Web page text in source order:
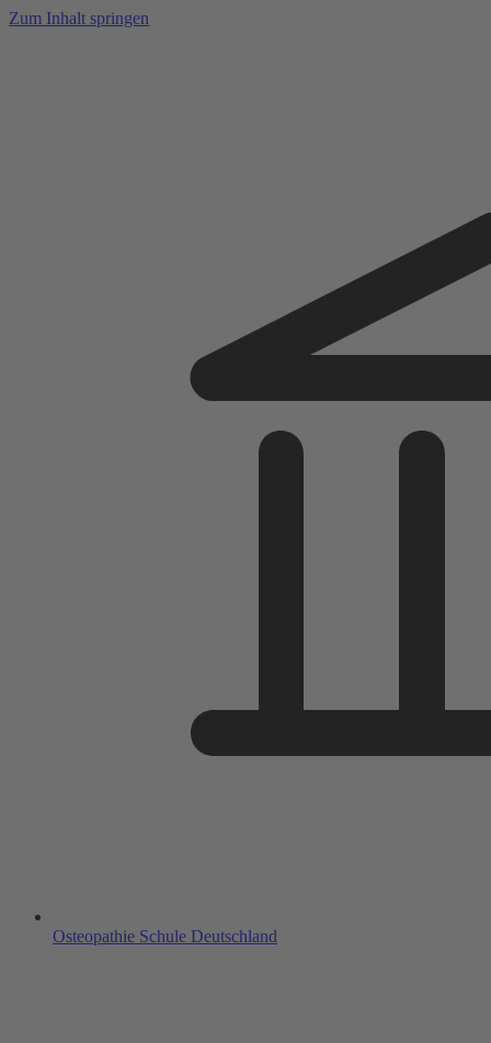
Zum Inhalt springen
Osteopathie Schule Deutschland